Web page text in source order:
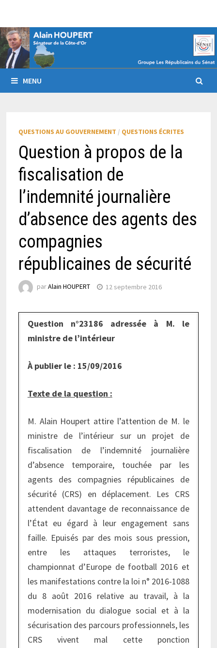
contenu
MENU
QUESTIONS AU GOUVERNEMENT / QUESTIONS ÉCRITES
Question à propos de la
fiscalisation de
l’indemnité journalière
d’absence des agents des
compagnies
républicaines de sécurité
parAlain HOUPERT 12 septembre 2016
Question n°23186 adressée à M. le
ministre de l’intérieur
À publier le : 15/09/2016
Texte de la question :
M. Alain Houpert attire l’attention de M. le
ministre de l’intérieur sur un projet de
fiscalisation de l’indemnité journalière
d’absence temporaire, touchée par les
agents des compagnies républicaines de
sécurité (CRS) en déplacement. Les CRS
attendent davantage de reconnaissance de
l’État eu égard à leur engagement sans
faille. Epuisés par des mois sous pression,
entre les attaques terroristes, le
championnat d’Europe de football 2016 et
les manifestations contre la loi n° 2016-1088
du 8 août 2016 relative au travail, à la
modernisation du dialogue social et à la
sécurisation des parcours professionnels, les
CRS vivent mal cette ponction